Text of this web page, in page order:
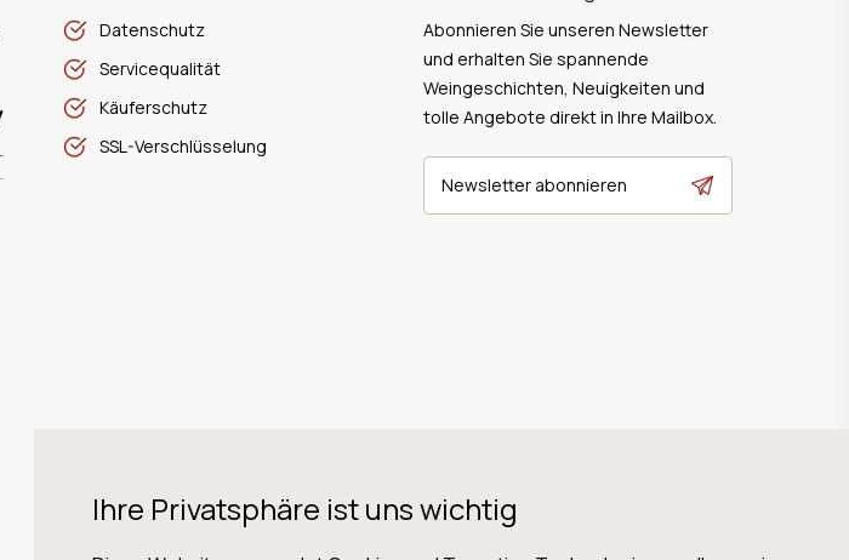
Ihre Privatsphäre ist uns wichtig
Datenschutz
Servicequalität
Käuferschutz
SSL-Verschlüsselung
Abonnieren Sie unseren Newsletter
und erhalten Sie spannende
Weingeschichten, Neuigkeiten und
tolle Angebote direkt in Ihre Mailbox.
Newsletter abonnieren